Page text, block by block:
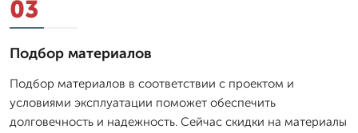
03
Подбор материалов
Подбор материалов в соответствии с проектом и
условиями эксплуатации поможет обеспечить
долговечность и надежность. Сейчас скидки на материалы